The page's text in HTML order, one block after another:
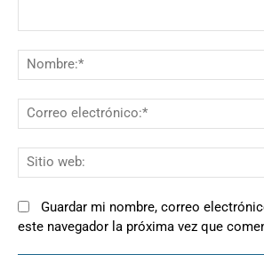
Guardar mi nombre, correo
este navegador la próxima vez que